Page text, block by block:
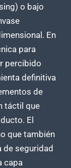
o bajo
En
para
percibido
definitiva
de
táctil que
El
que también
seguridad
capa